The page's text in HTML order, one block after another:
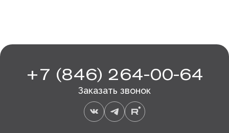
+7 (846) 264-00-64
Заказать звонок